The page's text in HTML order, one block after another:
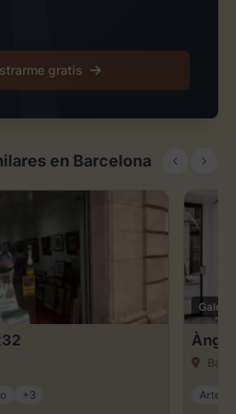
gratis
en Barcelona
+3
Galería
Arte